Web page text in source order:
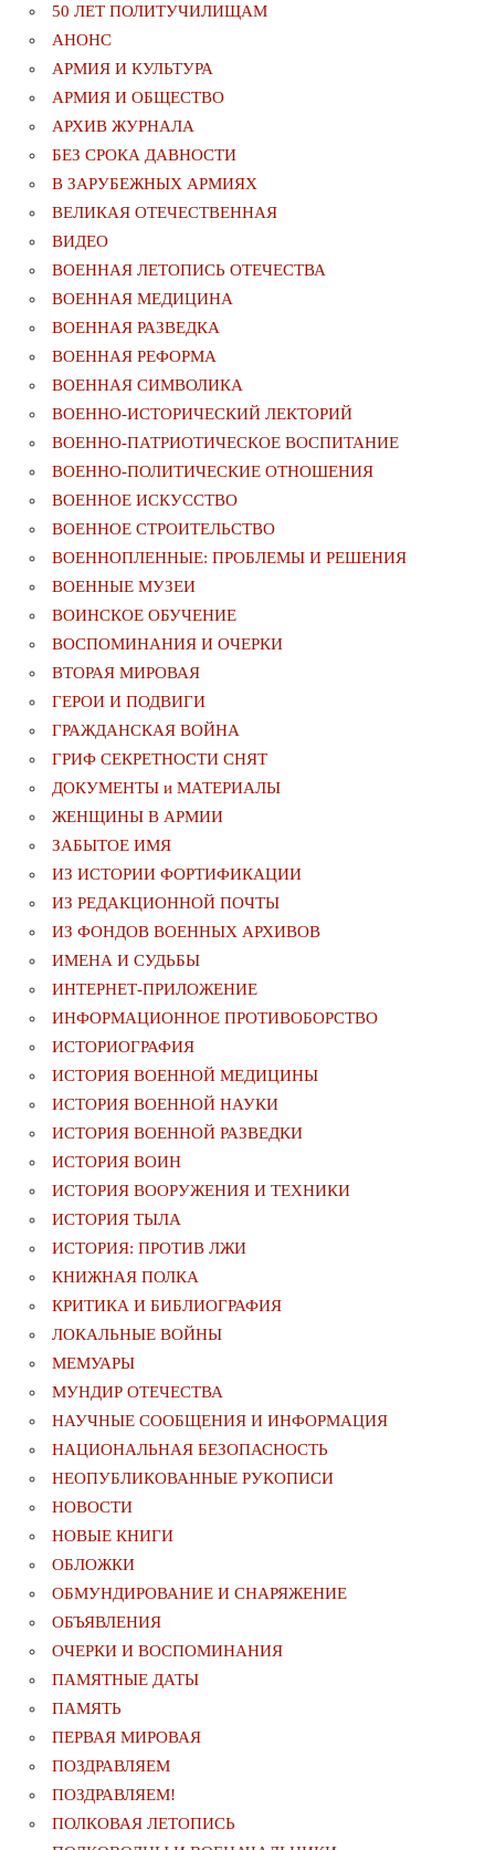
50 ЛЕТ ПОЛИТУЧИЛИЩАМ
АНОНС
АРМИЯ И КУЛЬТУРА
АРМИЯ И ОБЩЕСТВО
АРХИВ ЖУРНАЛА
БЕЗ СРОКА ДАВНОСТИ
В ЗАРУБЕЖНЫХ АРМИЯХ
ВЕЛИКАЯ ОТЕЧЕСТВЕННАЯ
ВИДЕО
ВОЕННАЯ ЛЕТОПИСЬ ОТЕЧЕСТВА
ВОЕННАЯ МЕДИЦИНА
ВОЕННАЯ РАЗВЕДКА
ВОЕННАЯ РЕФОРМА
ВОЕННАЯ СИМВОЛИКА
ВОЕННО-ИСТОРИЧЕСКИЙ ЛЕКТОРИЙ
ВОЕННО-ПАТРИОТИЧЕСКОЕ ВОСПИТАНИЕ
ВОЕННО-ПОЛИТИЧЕСКИE ОТНОШЕНИЯ
ВОЕННОЕ ИСКУССТВО
ВОЕННОЕ СТРОИТЕЛЬСТВО
ВОЕННОПЛЕННЫЕ: ПРОБЛЕМЫ И РЕШЕНИЯ
ВОЕННЫЕ МУЗЕИ
ВОИНСКОЕ ОБУЧЕНИЕ
ВОСПОМИНАНИЯ И ОЧЕРКИ
ВТОРАЯ МИРОВАЯ
ГЕРОИ И ПОДВИГИ
ГРАЖДАНСКАЯ ВОЙНА
ГРИФ СЕКРЕТНОСТИ СНЯТ
ДОКУМЕНТЫ и МАТЕРИАЛЫ
ЖЕНЩИНЫ В АРМИИ
ЗАБЫТОЕ ИМЯ
ИЗ ИСТОРИИ ФОРТИФИКАЦИИ
ИЗ РЕДАКЦИОННОЙ ПОЧТЫ
ИЗ ФОНДОВ ВОЕННЫХ АРХИВОВ
ИМЕНА И СУДЬБЫ
ИНТЕРНЕТ-ПРИЛОЖЕНИЕ
ИНФОРМАЦИОННОЕ ПРОТИВОБОРСТВО
ИСТОРИОГРАФИЯ
ИСТОРИЯ ВОЕННОЙ МЕДИЦИНЫ
ИСТОРИЯ ВОЕННОЙ НАУКИ
ИСТОРИЯ ВОЕННОЙ РАЗВЕДКИ
ИСТОРИЯ ВОИН
ИСТОРИЯ ВООРУЖЕНИЯ И ТЕХНИКИ
ИСТОРИЯ ТЫЛА
ИСТОРИЯ: ПРОТИВ ЛЖИ
КНИЖНАЯ ПОЛКА
КРИТИКА И БИБЛИОГРАФИЯ
ЛОКАЛЬНЫЕ ВОЙНЫ
МЕМУАРЫ
МУНДИР ОТЕЧЕСТВА
НАУЧНЫЕ СООБЩЕНИЯ И ИНФОРМАЦИЯ
НАЦИОНАЛЬНАЯ БЕЗОПАСНОСТЬ
НЕОПУБЛИКОВАННЫЕ РУКОПИСИ
НОВОСТИ
НОВЫЕ КНИГИ
ОБЛОЖКИ
ОБМУНДИРОВАНИЕ И СНАРЯЖЕНИЕ
ОБЪЯВЛЕНИЯ
ОЧЕРКИ И ВОСПОМИНАНИЯ
ПАМЯТНЫЕ ДАТЫ
ПАМЯТЬ
ПЕРВАЯ МИРОВАЯ
ПОЗДРАВЛЯЕМ
ПОЗДРАВЛЯЕМ!
ПОЛКОВАЯ ЛЕТОПИСЬ